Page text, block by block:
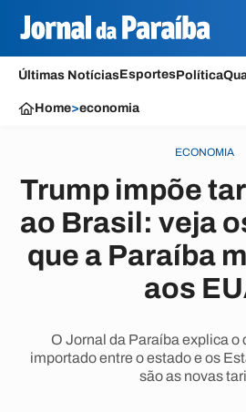
Últimas NotíciasEsportesPolítica
Home>economia
ECONOMIA
Trump impõe
ao Brasil: veja
que a Paraíba
aos
O Jornal da Paraíba explica o
importado entre o estado e os
são as novas